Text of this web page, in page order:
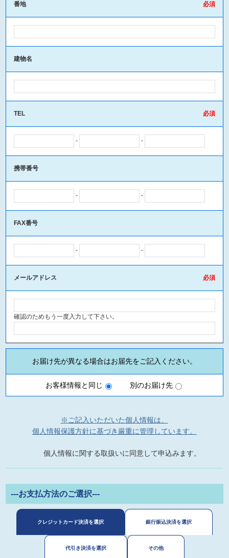
番地
建物名
TEL
- -
携帯番号
- -
FAX番号
- -
メールアドレス
確認のためもう一度入力して下さい。
お届け先が異なる場合はお届先をご記入ください。
お客様情報と同じ 別のお届け先
※ご記入いただいた個人情報は、
個人情報保護方針に基づき厳重に管理しています。
個人情報に関する取扱いに同意して申込みます。
---お支払方法のご選択---
クレジットカード決済を選択 銀行振込決済を選択
代引き決済を選択 その他